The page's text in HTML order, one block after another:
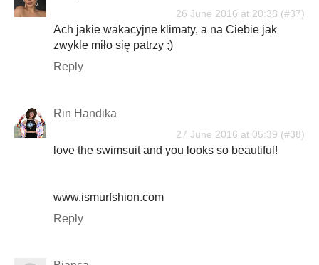
26 June 2016 at 20:38
Ach jakie wakacyjne klimaty, a na Ciebie jak
zwykle miło się patrzy ;)
Reply
Rin Handika
27 June 2016 at 05:39
love the swimsuit and you looks so beautiful!
www.ismurfshion.com
Reply